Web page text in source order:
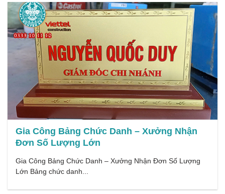
Gia Công Bảng Chức Danh – Xưởng Nhận
Đơn Số Lượng Lớn
Gia Công Bảng Chức Danh – Xưởng Nhận Đơn Số Lượng
Lớn Bảng chức danh...